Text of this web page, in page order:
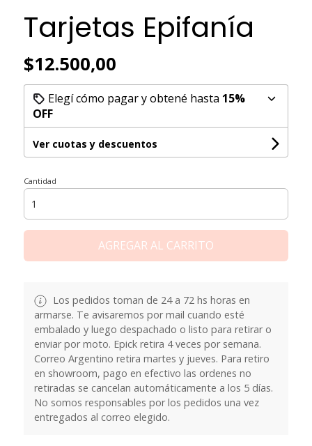
Tarjetas Epifanía
$12.500,00
Elegí cómo pagar y obtené hasta 15%
OFF
Ver cuotas y descuentos
Cantidad
AGREGAR AL CARRITO
Los pedidos toman de 24 a 72 hs horas en
armarse. Te avisaremos por mail cuando esté
embalado y luego despachado o listo para retirar o
enviar por moto. Epick retira 4 veces por semana.
Correo Argentino retira martes y jueves. Para retiro
en showroom, pago en efectivo las ordenes no
retiradas se cancelan automáticamente a los 5 días.
No somos responsables por los pedidos una vez
entregados al correo elegido.